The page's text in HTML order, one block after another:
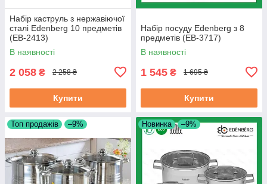
Набір каструль з нержавіючої
сталі Edenberg 10 предметів
(EB-2413)
В наявності
2 058 ₴ 2 258 ₴
Купити
Набір посуду Edenberg з 8
предметів (EB-3717)
В наявності
1 545 ₴ 1 695 ₴
Купити
Топ продажів –9% Новинка –9%